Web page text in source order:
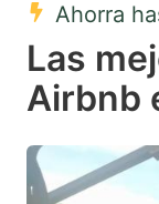
select
a
date.
the
Ahorra
Las
Airbnb